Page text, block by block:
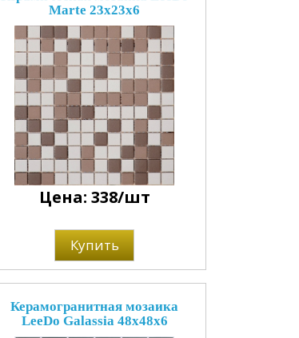
Marte 23x23x6
Цена: 338/шт
Купить
Керамогранитная мозаика
LeeDo Galassia 48x48x6